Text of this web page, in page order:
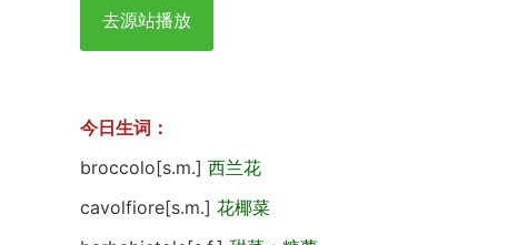
去源站播放
今日生词：
broccolo[s.m.] 西兰花
cavolfiore[s.m.] 花椰菜